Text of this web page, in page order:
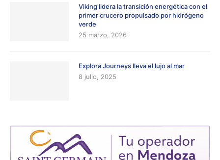
Viking lidera la transición energética con el
primer crucero propulsado por hidrógeno
verde
25 marzo, 2026
Explora Journeys lleva el lujo al mar
8 julio, 2025